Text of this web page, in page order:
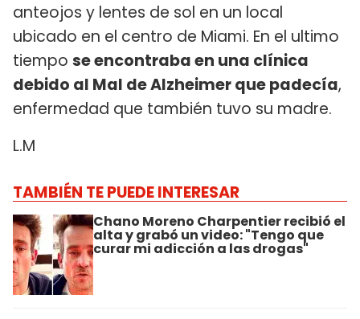
anteojos y lentes de sol en un local
ubicado en el centro de Miami. En el ultimo
tiempo se encontraba en una clínica
debido al Mal de Alzheimer que padecía,
enfermedad que también tuvo su madre.
L.M
TAMBIÉN TE PUEDE INTERESAR
Chano Moreno Charpentier recibió el
alta y grabó un video: "Tengo que
curar mi adicción a las drogas"